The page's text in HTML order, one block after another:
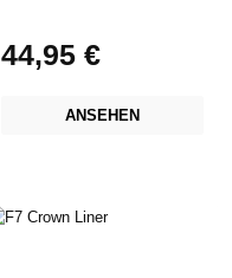
Regulärer Preis:
44,95 €
ANSEHEN